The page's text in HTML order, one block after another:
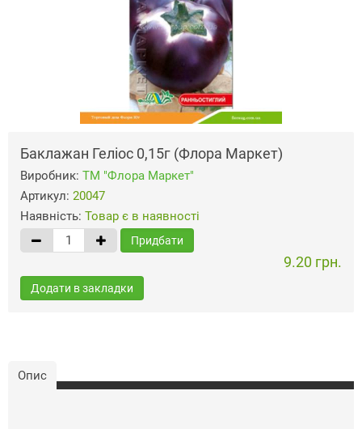
Баклажан Геліос 0,15г (Флора Маркет)
Виробник: ТМ "Флора Маркет"
Артикул: 20047
Наявність: Товар є в наявності
Придбати
9.20 грн.
Додати в закладки
Опис